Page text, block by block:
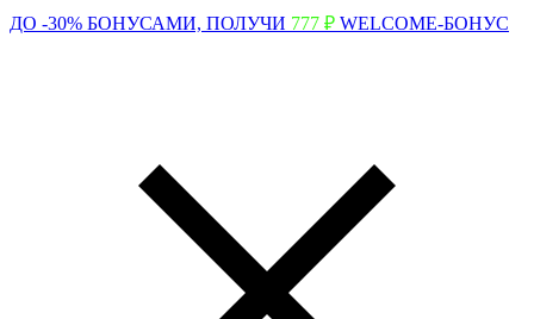
ДО -30% БОНУСАМИ, ПОЛУЧИ 777 ₽ WELCOME-БОНУС